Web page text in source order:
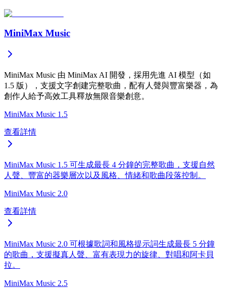
MiniMax Music
MiniMax Music 由 MiniMax AI 開發，採用先進 AI 模型（如
1.5 版），支援文字創建完整歌曲，配有人聲與豐富樂器，為
創作人給予高效工具釋放無限音樂創意。
MiniMax Music 1.5
查看詳情
MiniMax Music 1.5 可生成最長 4 分鐘的完整歌曲，支援自然
人聲、豐富的器樂層次以及風格、情緒和歌曲段落控制。
MiniMax Music 2.0
查看詳情
MiniMax Music 2.0 可根據歌詞和風格提示詞生成最長 5 分鐘
的歌曲，支援擬真人聲、富有表現力的旋律、對唱和阿卡貝
拉。
MiniMax Music 2.5